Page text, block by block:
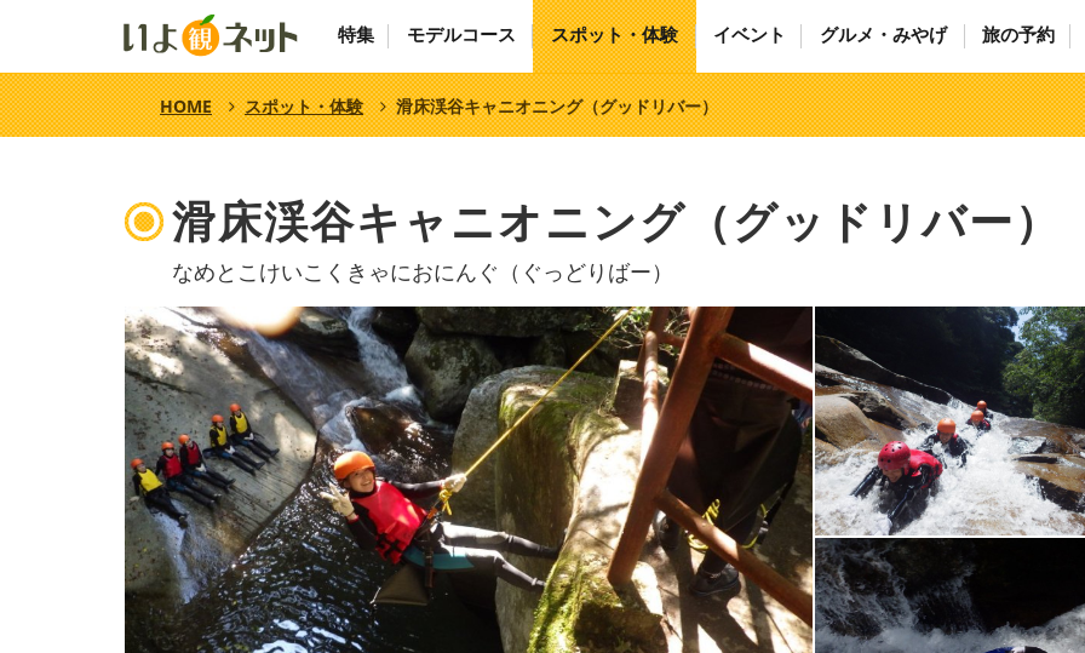
特集 モデルコース スポット・体験 イベント グルメ・みやげ 旅の予約
HOME スポット・体験 滑床渓谷キャニオニング（グッドリバー）
滑床渓谷キャニオニング（グッドリバー）
なめとこけいこくきゃにおにんぐ（ぐっどりばー）